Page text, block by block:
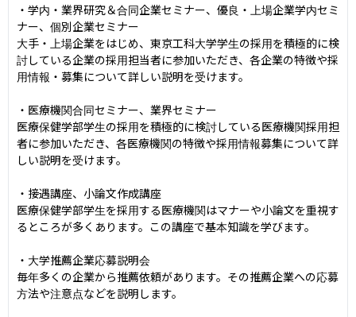
・学内・業界研究＆合同企業セミナー、優良・上場企業学内セミ
ナー、個別企業セミナー
大手・上場企業をはじめ、東京工科大学学生の採用を積極的に検
討している企業の採用担当者に参加いただき、各企業の特徴や採
用情報・募集について詳しい説明を受けます。
・医療機関合同セミナー、業界セミナー
医療保健学部学生の採用を積極的に検討している医療機関採用担
者に参加いただき、各医療機関の特徴や採用情報募集について詳
しい説明を受けます。
・接遇講座、小論文作成講座
医療保健学部学生を採用する医療機関はマナーや小論文を重視す
るところが多くあります。この講座で基本知識を学びます。
・大学推薦企業応募説明会
毎年多くの企業から推薦依頼があります。その推薦企業への応募
方法や注意点などを説明します。